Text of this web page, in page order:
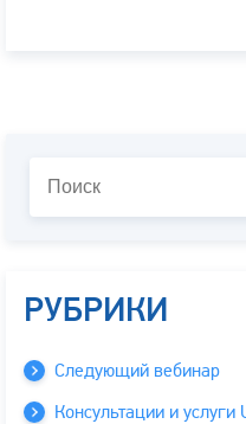
РУБРИКИ
Следующий вебинар
Консультации и услуги